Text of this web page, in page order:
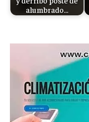
alumbrado…